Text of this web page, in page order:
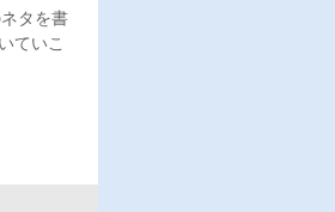
タを書
ていこ